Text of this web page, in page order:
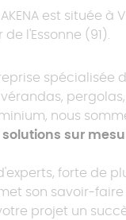
est située à
l'Essonne (91).
spécialisée
nous
solutions sur
forte de
son savoir-
projet un